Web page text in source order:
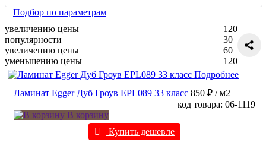
Подбор по параметрам
увеличению цены
популярности
увеличению цены
уменьшению цены
120
30
60
120
Подробнее
Ламинат Egger Дуб Гроув EPL089 33 класс 850 ₽ / м2
код товара: 06-1119
В корзину
Купить дешевле